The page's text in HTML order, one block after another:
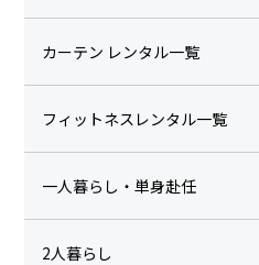
カーテン レンタル一覧
フィットネスレンタル一覧
一人暮らし・単身赴任
2人暮らし